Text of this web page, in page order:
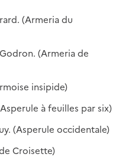
(Armeria du
(Armeria de
insipide)
à feuilles par six)
(Asperule occidentale)
Croisette)